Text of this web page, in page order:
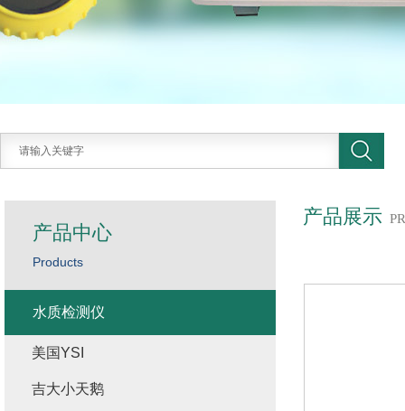
产品展示
产品中心
Products
水质检测仪
美国YSI
吉大小天鹅